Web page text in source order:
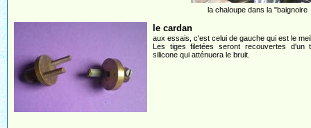
la chaloupe dans la "baignoire
le cardan
aux essais, c'est celui de gauche qui est le
Les tiges filetées seront recouvertes d'un
silicone qui atténuera le bruit.